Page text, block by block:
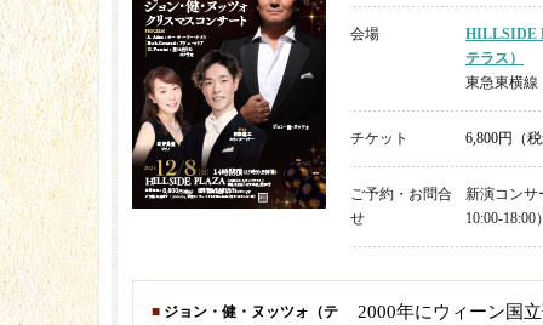
会場
HILLSIDE
テラス）
東急東横線
チケット 6,800円（
ご予約・お問合
せ
新演コンサ
10:00-18:00
■ ジョン・健・ヌッツォ（テ
2000年にウィーン国